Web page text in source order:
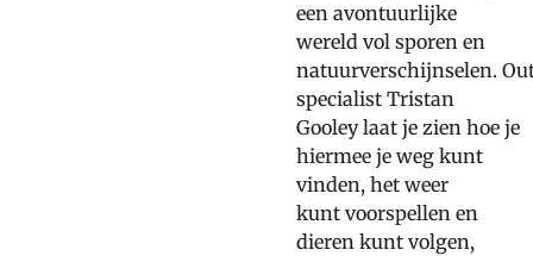
een avontuurlijke
wereld vol sporen en
natuurverschijnselen.
specialist Tristan
Gooley laat je zien hoe je
hiermee je weg kunt
vinden, het weer
kunt voorspellen en
dieren kunt volgen,